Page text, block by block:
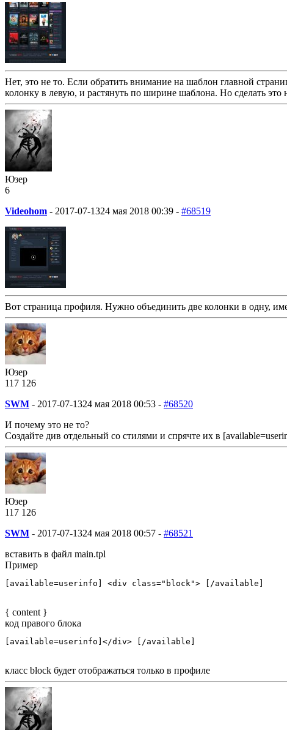
Нет, это не то. Если обратить внимание на шаблон главной
колонку в левую, и растянуть по ширине шаблона. Но сделать это
Юзер
6
Videohom - 2017-07-1324 мая 2018 00:39 - #68519
Вот страница профиля. Нужно объединить две колонки в одну,
Юзер
117 1 26
SWM - 2017-07-1324 мая 2018 00:53 - #68520
И почему это не то?
Создайте див отдельный со стилями и спрячте их в
Юзер
117 1 26
SWM - 2017-07-1324 мая 2018 00:57 - #68521
вставить в файл main.tpl
Пример
[available=userinfo] <div class="block"> [/available]
{ content }
код правого блока
[available=userinfo]</div> [/available]
класс block будет отображаться только в профиле